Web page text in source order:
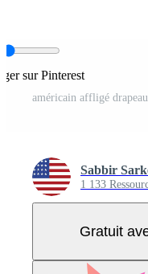
sur Pinterest
américain affligé
Sabbir
1 133
Gratuit